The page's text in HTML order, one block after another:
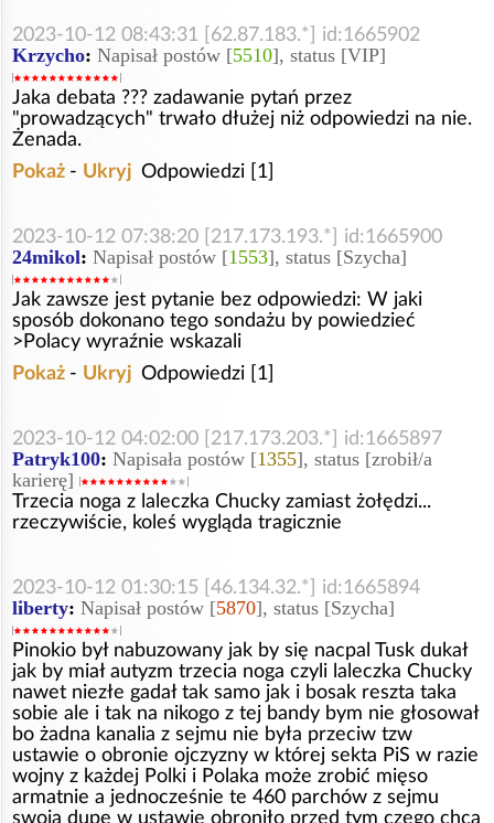
2023-10-12 08:43:31 [62.87.183.*] id:1665902
Krzycho: Napisał postów [5510], status [VIP]
Jaka debata ??? zadawanie pytań przez
"prowadzących" trwało dłużej niż odpowiedzi na nie.
Żenada.
Pokaż - Ukryj Odpowiedzi [1]
2023-10-12 07:38:20 [217.173.193.*] id:1665900
24mikol: Napisał postów [1553], status [Szycha]
Jak zawsze jest pytanie bez odpowiedzi: W jaki
sposób dokonano tego sondażu by powiedzieć
>Polacy wyraźnie wskazali
Pokaż - Ukryj Odpowiedzi [1]
2023-10-12 04:02:00 [217.173.203.*] id:1665897
Patryk100: Napisała postów [1355], status [zrobił/a
karierę]
Trzecia noga z laleczka Chucky zamiast żołędzi...
rzeczywiście, koleś wygląda tragicznie
2023-10-12 01:30:15 [46.134.32.*] id:1665894
liberty: Napisał postów [5870], status [Szycha]
Pinokio był nabuzowany jak by się nacpal Tusk dukał
jak by miał autyzm trzecia noga czyli laleczka Chucky
nawet niezłe gadał tak samo jak i bosak reszta taka
sobie ale i tak na nikogo z tej bandy bym nie głosował
bo żadna kanalia z sejmu nie była przeciw tzw
ustawie o obronie ojczyzny w której sekta PiS w razie
wojny z każdej Polki i Polaka może zrobić mięso
armatnie a jednocześnie te 460 parchów z sejmu
swoją dupe w ustawie obroniło przed tym czego chcą